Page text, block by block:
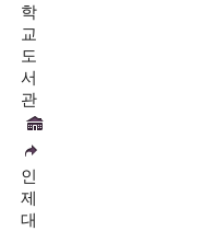
학
교
도
서
관
인
제
대